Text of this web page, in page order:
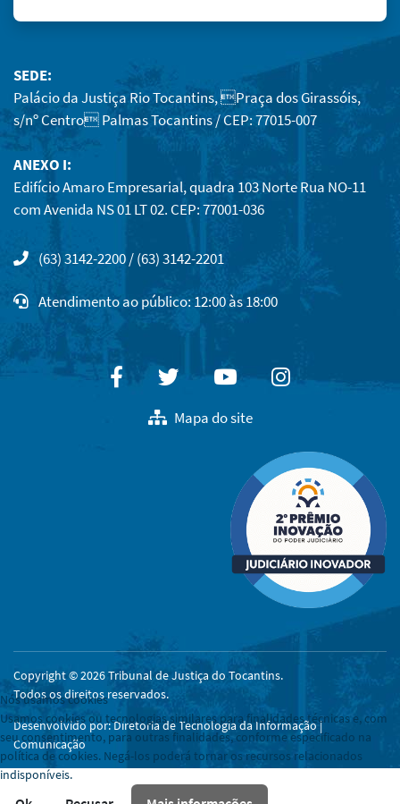
SEDE:
Palácio da Justiça Rio Tocantins, Praça dos Girassóis,
s/nº Centro Palmas Tocantins / CEP: 77015-007
ANEXO I:
Edifício Amaro Empresarial, quadra 103 Norte Rua NO-11
com Avenida NS 01 LT 02. CEP: 77001-036
(63) 3142-2200 / (63) 3142-2201
Atendimento ao público: 12:00 às 18:00
FacebookTwitterYoutubeInstagram
Mapa do site
Copyright © 2026 Tribunal de Justiça do Tocantins.
Todos os direitos reservados.
Desenvolvido por: Diretoria de Tecnologia da Informação |
Comunicação
Nós usamos cookies
Usamos cookies ou tecnologias similares para finalidades técnicas e, com
seu consentimento, para outras finalidades, conforme especificado na
política de cookies. Negá-los poderá tornar os recursos relacionados
indisponíveis.